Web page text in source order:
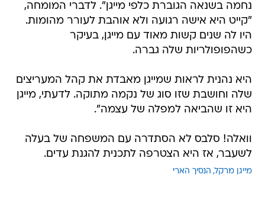
נחמה בשנאה הגוברת כלפי מייגן". לדברי המומחה,
"קייט היא אישה רגועה ולא אוהבת לעורר מהומות.
היו לה שנים קשות מאוד עם מייגן, בעיקר
כשהפופולריות שלה גברה.
היא נהנית לראות שמייגן מאבדת את קהל המעריצים
שלה וחושבת שזו סוג של נקמה מתוקה. לדעתי, מייגן
היא זו שהביאה למפלה של עצמה".
וואלה! סלבס לא הסתדרה עם המשפחה של בעלה
לשעבר, אז היא הצטרפה לתכנית להגנת עדים.
מייגן מרקל הנסיך הארי